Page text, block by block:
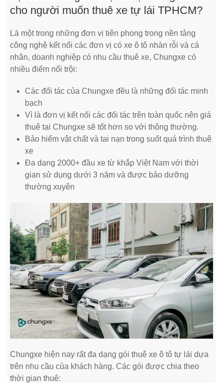
cho người muốn thuê xe tự lái TPHCM?
Là một trong những đơn vị tiên phong trong nền tảng
công nghệ kết nối các đơn vị có xe ô tô nhàn rỗi và cá
nhân, doanh nghiệp có nhu cầu thuê xe, Chungxe có
nhiều điểm nổi trội:
Các đối tác của Chungxe đều là những đối tác minh
bạch
Vì là đơn vị kết nối các đối tác trên toàn quốc nên giá
thuê tại Chungxe sẽ tốt hơn so với thông thường.
Bảo hiểm vật chất và tai nạn trong suốt quá trình thuê
xe
Đa dạng 2000+ đầu xe từ khắp Việt Nam với thời
gian sử dụng dưới 3 năm và được bảo dưỡng
thường xuyên
Chungxe hiện nay rất đa dạng gói thuê xe ô tô tự lái dựa
trên nhu cầu của khách hàng. Các gói được chia theo
thời gian thuê: